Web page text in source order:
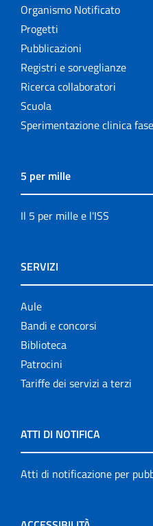
Organismo Notificato
Progetti
Pubblicazioni
Registri e sorveglianze
Ricerca collaboratori
Scuola
Sperimentazione clinica
5 per mille
Il 5 per mille e l'ISS
SERVIZI
Aule
Bandi e concorsi
Biblioteca
Patrocini
Tariffe dei servizi a terzi
ATTI DI NOTIFICA
Atti di notificazione per